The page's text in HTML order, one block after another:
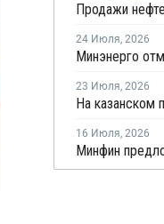
24 Июля, 2026
23 Июля, 2026
16 Июля, 2026